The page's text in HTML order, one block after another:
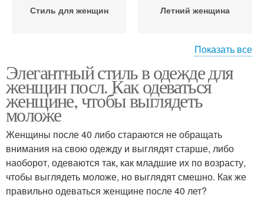
Стиль для женщин Летний женщина
Мода для женщин Успешная женщина
40-летний возраст Прекрасные женщины
Показать все
Элегантный стиль в одежде для
женщин посл. Как одеваться
женщине, чтобы выглядеть
моложе
Женщины после 40 либо стараются не обращать
внимания на свою одежду и выглядят старше, либо
наоборот, одеваются так, как младшие их по возрасту,
чтобы выглядеть моложе, но выглядят смешно. Как же
правильно одеваться женщине после 40 лет?